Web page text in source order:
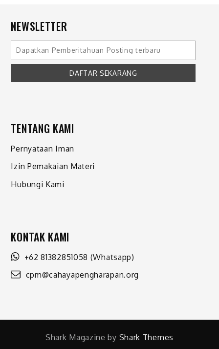
NEWSLETTER
TENTANG KAMI
Pernyataan Iman
Izin Pemakaian Materi
Hubungi Kami
KONTAK KAMI
+62 81382851058 (Whatsapp)
cpm@cahayapengharapan.org
Shark Magazine by Shark Themes